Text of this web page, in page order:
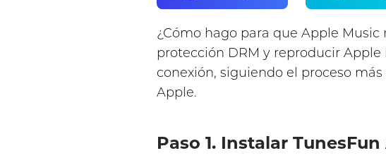
¿Cómo hago para que Apple
protección DRM y reproducir
conexión, siguiendo el proceso
Apple.
Paso 1. Instalar